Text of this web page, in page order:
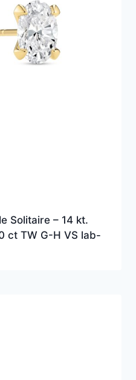
Solitaire – 14 kt.
ct TW G-H VS lab-